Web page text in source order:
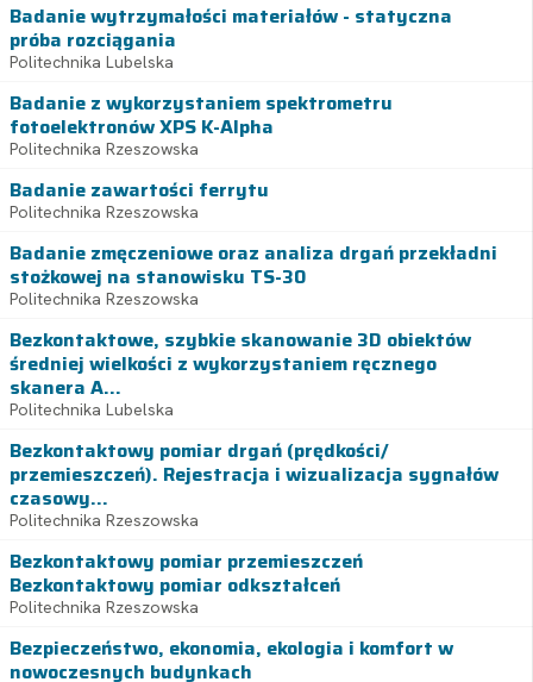
Badanie wytrzymałości materiałów - statyczna
próba rozciągania
Politechnika Lubelska
Badanie z wykorzystaniem spektrometru
fotoelektronów XPS K-Alpha
Politechnika Rzeszowska
Badanie zawartości ferrytu
Politechnika Rzeszowska
Badanie zmęczeniowe oraz analiza drgań przekładni
stożkowej na stanowisku TS-30
Politechnika Rzeszowska
Bezkontaktowe, szybkie skanowanie 3D obiektów
średniej wielkości z wykorzystaniem ręcznego
skanera A...
Politechnika Lubelska
Bezkontaktowy pomiar drgań (prędkości/
przemieszczeń). Rejestracja i wizualizacja sygnałów
czasowy...
Politechnika Rzeszowska
Bezkontaktowy pomiar przemieszczeń
Bezkontaktowy pomiar odkształceń
Politechnika Rzeszowska
Bezpieczeństwo, ekonomia, ekologia i komfort w
nowoczesnych budynkach